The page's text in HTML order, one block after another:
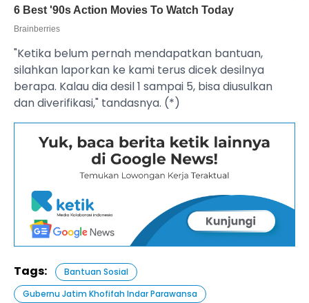
"Ketika belum pernah mendapatkan bantuan,
silahkan laporkan ke kami terus dicek desilnya
berapa. Kalau dia desil 1 sampai 5, bisa diusulkan
dan diverifikasi," tandasnya. (*)
Tags:
Bantuan Sosial
Gubernu Jatim Khofifah Indar Parawansa